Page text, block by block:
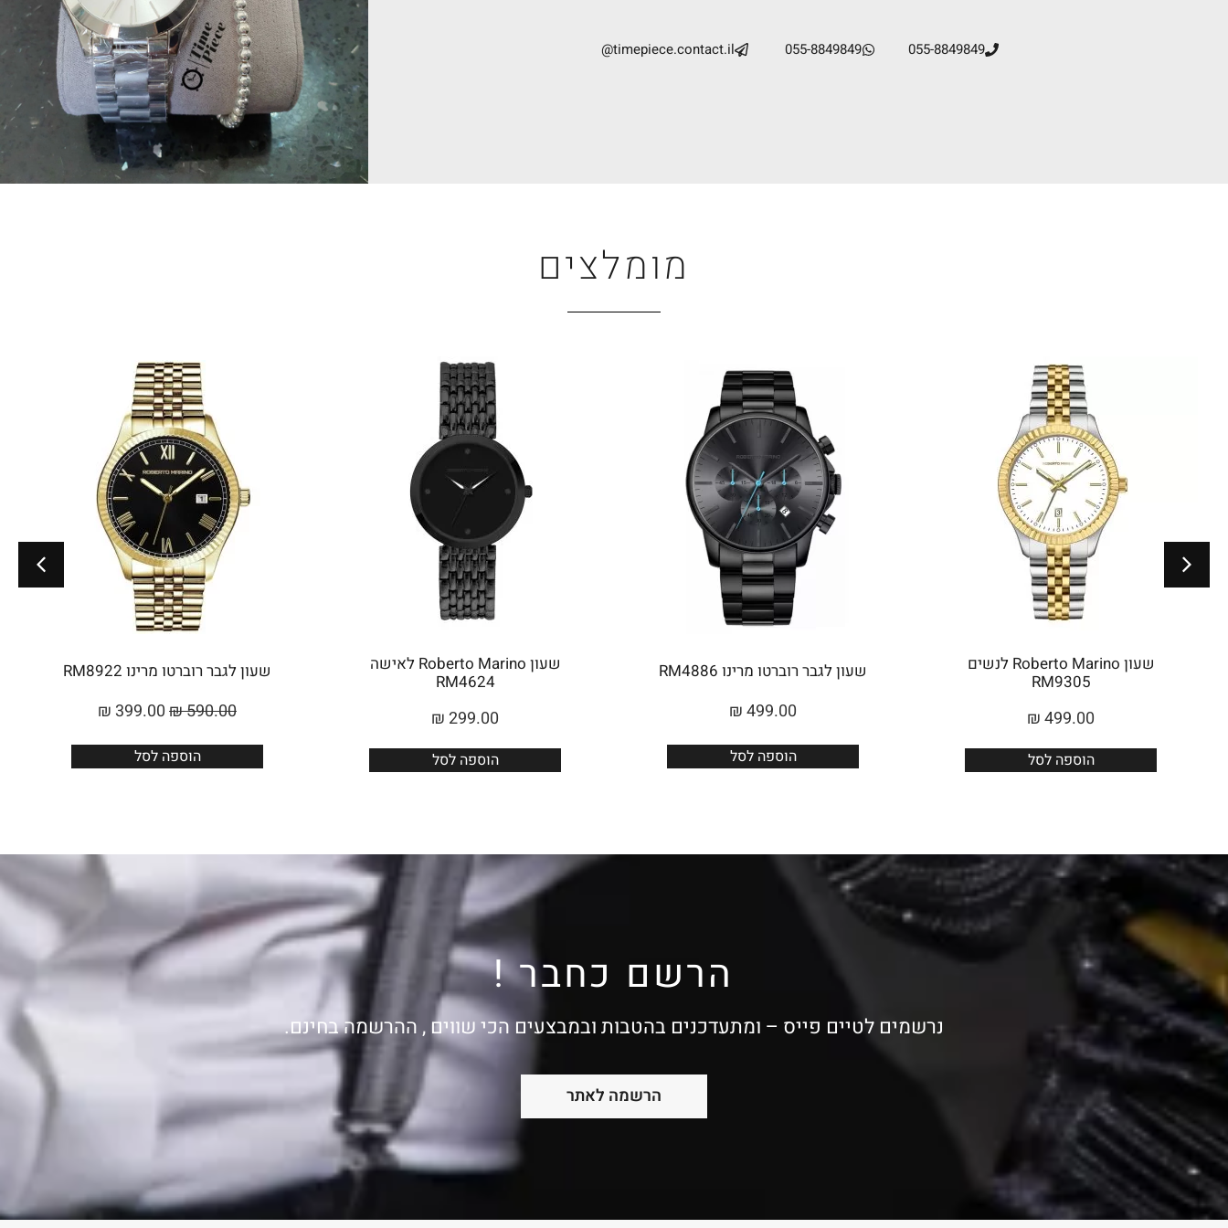
055-8849849
055-8849849
timepiece.contact.il@
מומלצים
שעון Roberto Marino לנשים
RM9305
499.00
₪
הוספה לסל
שעון לגבר רוברטו מרינו RM4886
499.00
₪
הוספה לסל
שעון Roberto Marino לאישה
RM4624
299.00
₪
הוספה לסל
שעון לגבר רוברטו מרינו RM8922
590.00
₪
399.00
₪
הוספה לסל
הרשם כחבר !
נרשמים לטיים פייס – ומתעדכנים בהטבות ובמבצעים הכי שווים , ההרשמה בחינם.
הרשמה לאתר